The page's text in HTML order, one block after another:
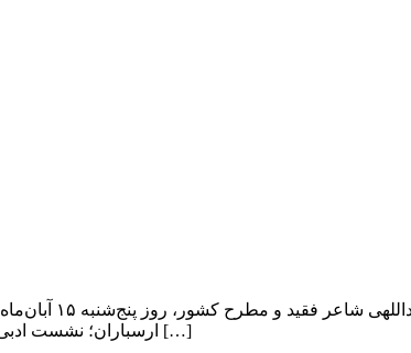
نشست ادبی
ارسباران؛ نشست ادبی «خانه ترانه» با یاد دکتر افشین یداللهی شاعر فقید و مطرح کشور، روز پنج‌شنبه ۱۵ آبان‌ ماه ساعت […]